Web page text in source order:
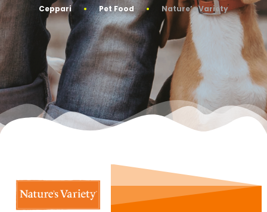
Ceppari Pet Food Nature’s Variety